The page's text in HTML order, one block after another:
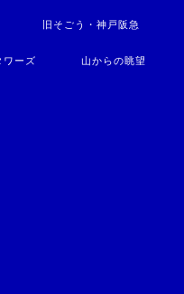
旧そごう・神戸阪急
ワーズ 山からの眺望